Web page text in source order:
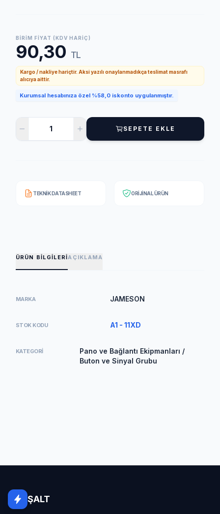
BIRIM FIYAT (KDV HARIÇ)
90,30 TL
Kargo / nakliye hariçtir. Aksi yazılı onaylanmadıkça teslimat masrafı
alıcıya aittir.
Kurumsal hesabınıza özel %58,0 iskonto uygulanmıştır.
SEPETE EKLE
TEKNIK DATASHEET ORIJINAL ÜRÜN
ÜRÜN BILGILERIAÇIKLAMA
MARKA JAMESON
STOK KODU A1 - 11XD
KATEGORI
Pano ve Bağlantı Ekipmanları /
Buton ve Sinyal Grubu
ŞALT